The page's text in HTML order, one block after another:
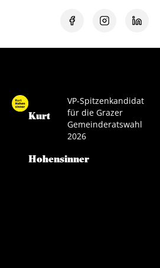
Kurt
Hohensinner
VP-Spitzenkandidat
für die Grazer
Gemeinderatswahl
2026